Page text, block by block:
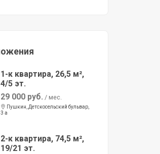
1-к квартира, 26,5 м²,
4/5 эт.
29 000 руб. / мес.
Пушкин, Детскосельский бульвар,
3 а
2-к квартира, 74,5 м²,
19/21 эт.